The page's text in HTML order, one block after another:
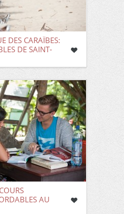
DES CARAÏBES:
DE SAINT-
AU